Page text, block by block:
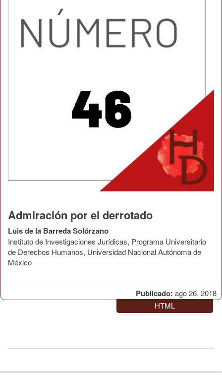
Publicado: ago 26, 2018
Admiración por el derrotado
Luis de la Barreda Solórzano
Instituto de Investigaciones Jurídicas, Programa Universitario
de Derechos Humanos, Universidad Nacional Autónoma de
México
HTML